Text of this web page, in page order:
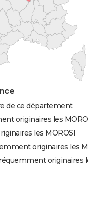
de ce département
originaires les
les MOROSI
originaires les
originaires